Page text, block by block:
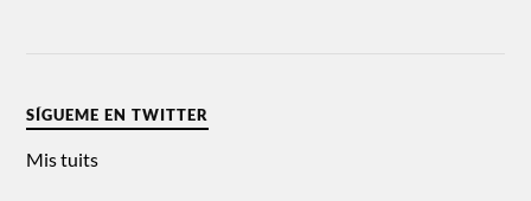
SÍGUEME EN TWITTER
Mis tuits